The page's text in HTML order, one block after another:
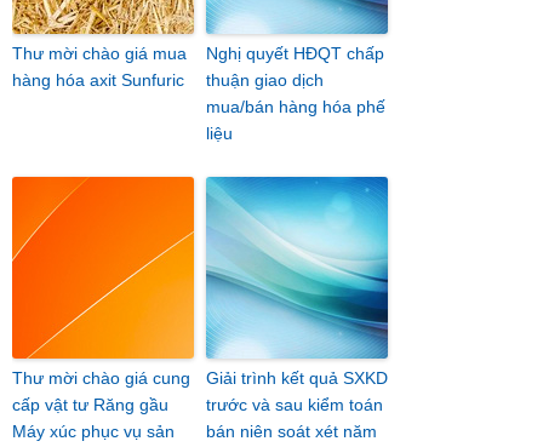
Thư mời chào giá mua
hàng hóa axit Sunfuric
Nghị quyết HĐQT chấp
thuận giao dịch
mua/bán hàng hóa phế
liệu
Thư mời chào giá cung
cấp vật tư Răng gầu
Máy xúc phục vụ sản
Giải trình kết quả SXKD
trước và sau kiểm toán
bán niên soát xét năm